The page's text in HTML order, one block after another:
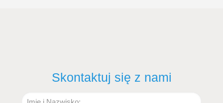
Skontaktuj się z nami